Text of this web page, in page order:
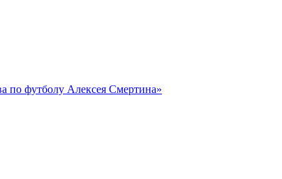
по футболу Алексея Смертина»